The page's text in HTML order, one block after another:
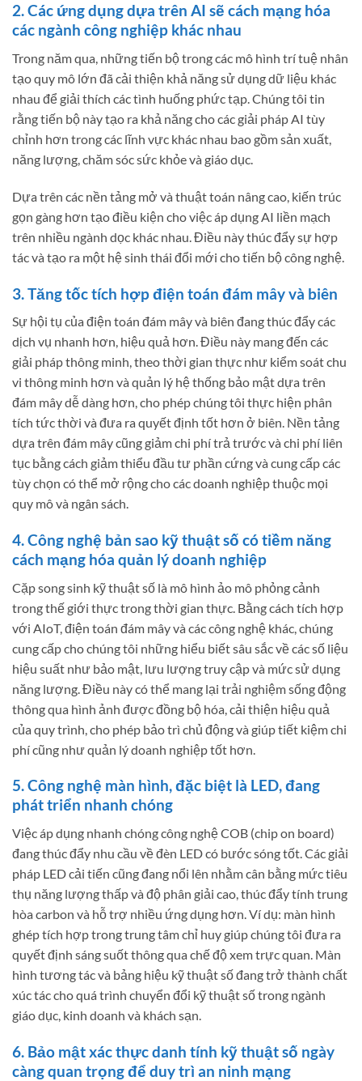
2. Các ứng dụng dựa trên AI sẽ cách mạng hóa
các ngành công nghiệp khác nhau
Trong năm qua, những tiến bộ trong các mô hình trí tuệ nhân
tạo quy mô lớn đã cải thiện khả năng sử dụng dữ liệu khác
nhau để giải thích các tình huống phức tạp. Chúng tôi tin
rằng tiến bộ này tạo ra khả năng cho các giải pháp AI tùy
chỉnh hơn trong các lĩnh vực khác nhau bao gồm sản xuất,
năng lượng, chăm sóc sức khỏe và giáo dục.
Dựa trên các nền tảng mở và thuật toán nâng cao, kiến ​​trúc
gọn gàng hơn tạo điều kiện cho việc áp dụng AI liền mạch
trên nhiều ngành dọc khác nhau. Điều này thúc đẩy sự hợp
tác và tạo ra một hệ sinh thái đổi mới cho tiến bộ công nghệ.
3. Tăng tốc tích hợp điện toán đám mây và biên
Sự hội tụ của điện toán đám mây và biên đang thúc đẩy các
dịch vụ nhanh hơn, hiệu quả hơn. Điều này mang đến các
giải pháp thông minh, theo thời gian thực như kiểm soát chu
vi thông minh hơn và quản lý hệ thống bảo mật dựa trên
đám mây dễ dàng hơn, cho phép chúng tôi thực hiện phân
tích tức thời và đưa ra quyết định tốt hơn ở biên. Nền tảng
dựa trên đám mây cũng giảm chi phí trả trước và chi phí liên
tục bằng cách giảm thiểu đầu tư phần cứng và cung cấp các
tùy chọn có thể mở rộng cho các doanh nghiệp thuộc mọi
quy mô và ngân sách.
4. Công nghệ bản sao kỹ thuật số có tiềm năng
cách mạng hóa quản lý doanh nghiệp
Cặp song sinh kỹ thuật số là mô hình ảo mô phỏng cảnh
trong thế giới thực trong thời gian thực. Bằng cách tích hợp
với AIoT, điện toán đám mây và các công nghệ khác, chúng
cung cấp cho chúng tôi những hiểu biết sâu sắc về các số liệu
hiệu suất như bảo mật, lưu lượng truy cập và mức sử dụng
năng lượng. Điều này có thể mang lại trải nghiệm sống động
thông qua hình ảnh được đồng bộ hóa, cải thiện hiệu quả
của quy trình, cho phép bảo trì chủ động và giúp tiết kiệm chi
phí cũng như quản lý doanh nghiệp tốt hơn.
5. Công nghệ màn hình, đặc biệt là LED, đang
phát triển nhanh chóng
Việc áp dụng nhanh chóng công nghệ COB (chip on board)
đang thúc đẩy nhu cầu về đèn LED có bước sóng tốt. Các giải
pháp LED cải tiến cũng đang nổi lên nhằm cân bằng mức tiêu
thụ năng lượng thấp và độ phân giải cao, thúc đẩy tính trung
hòa carbon và hỗ trợ nhiều ứng dụng hơn. Ví dụ: màn hình
ghép tích hợp trong trung tâm chỉ huy giúp chúng tôi đưa ra
quyết định sáng suốt thông qua chế độ xem trực quan. Màn
hình tương tác và bảng hiệu kỹ thuật số đang trở thành chất
xúc tác cho quá trình chuyển đổi kỹ thuật số trong ngành
giáo dục, kinh doanh và khách sạn.
6. Bảo mật xác thực danh tính kỹ thuật số ngày
càng quan trọng để duy trì an ninh mạng